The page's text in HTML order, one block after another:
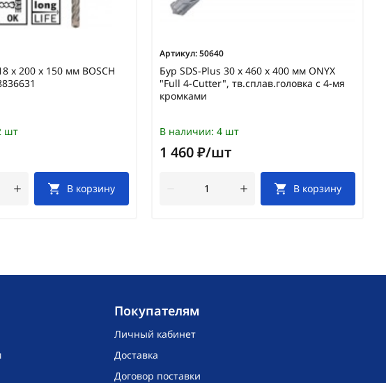
x 200 x 150 мм BOSCH
шт
В корзину
Артикул:50640
Бур SDS-Plus 30 х 460 х 400 мм ONYX
"Full 4-Cutter", тв.сплав.головка с 4-мя
кромками
В наличии: 4 шт
1 460 ₽/шт
В корзину
Покупателям
Личный кабинет
Доставка
Договор поставки